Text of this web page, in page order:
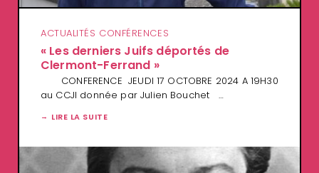
ACTUALITÉS CONFÉRENCES
« Les derniers Juifs déportés de
Clermont-Ferrand »
CONFERENCE JEUDI 17 OCTOBRE 2024 A 19H30
au CCJI donnée par Julien Bouchet …
LIRE LA SUITE